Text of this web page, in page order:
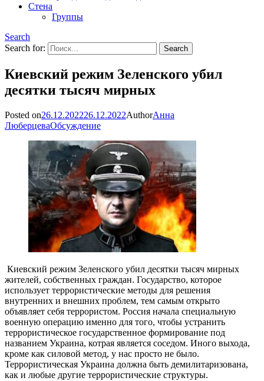
Стена
Группы
Search
Search for:
Киевский режим Зеленского убил
десятки тысяч мирных
Posted on26.12.202226.12.2022AuthorАнна
ЛюберцеваОбсуждение
Киевский режим Зеленского убил десятки тысяч мирных
жителей, собственных граждан. Государство, которое
использует террористические методы для решения
внутренних и внешних проблем, тем самым открыто
объявляет себя террористом. Россия начала специальную
военную операцию именно для того, чтобы устранить
террористическое государственное формирование под
названием Украина, котрая является соседом. Иного выхода,
кроме как силовой метод, у нас просто не было.
Террористическая Украина должна быть демилитаризована,
как и любые другие террористические структуры.